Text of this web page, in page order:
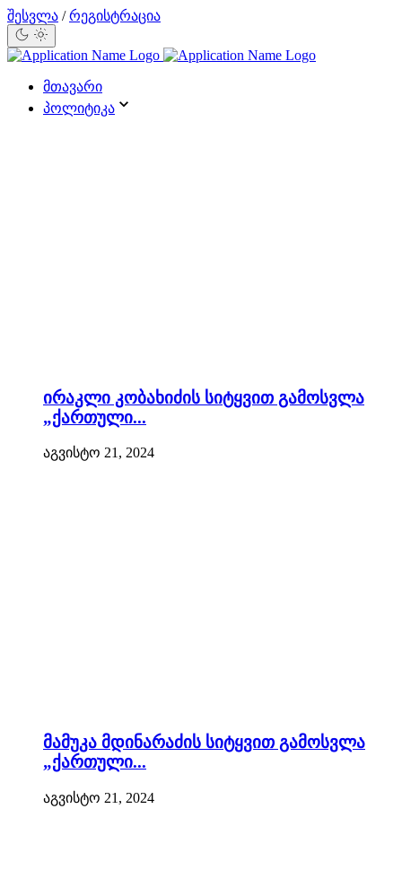
შესვლა / რეგისტრაცია
მთავარი
პოლიტიკა
ირაკლი კობახიძის სიტყვით გამოსვლა
„ქართული...
აგვისტო 21, 2024
მამუკა მდინარაძის სიტყვით გამოსვლა
„ქართული...
აგვისტო 21, 2024